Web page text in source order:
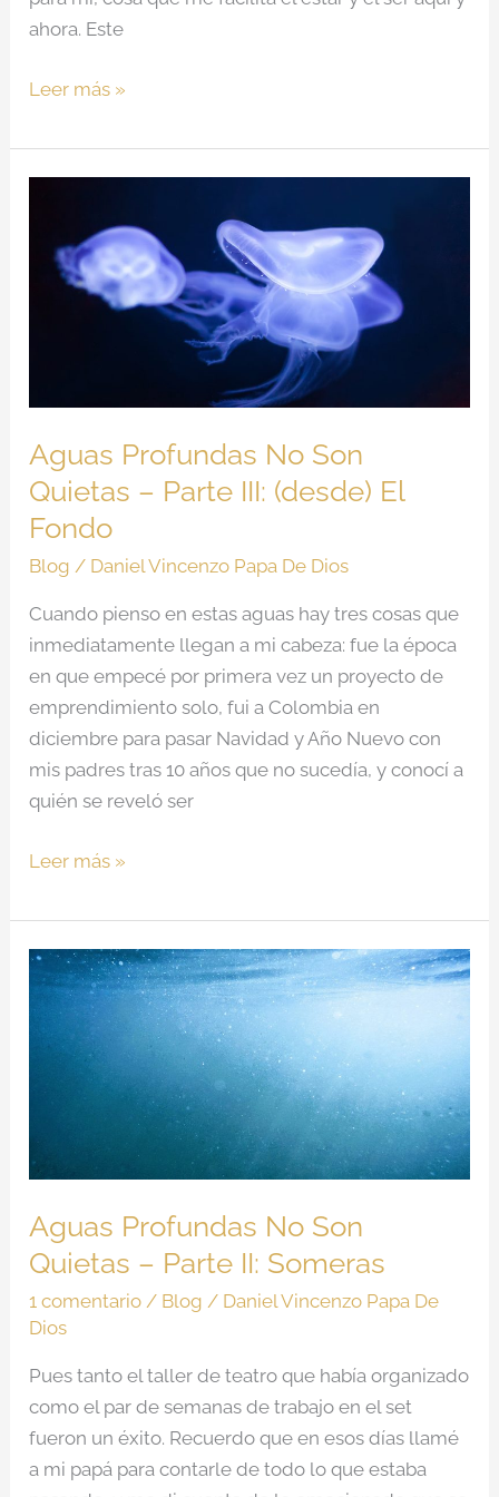
ahora. Este
Leer más »
Aguas Profundas No Son
Quietas – Parte III: (desde) El
Fondo
Blog / Daniel Vincenzo Papa De Dios
Cuando pienso en estas aguas hay tres cosas que
inmediatamente llegan a mi cabeza: fue la época
en que empecé por primera vez un proyecto de
emprendimiento solo, fui a Colombia en
diciembre para pasar Navidad y Año Nuevo con
mis padres tras 10 años que no sucedía, y conocí a
quién se reveló ser
Profundas
No
Son
III:
(desde)
Fondo
Leer más »
Aguas Profundas No Son
Quietas – Parte II: Someras
1 comentario / Blog / Daniel Vincenzo Papa De
Dios
Pues tanto el taller de teatro que había organizado
como el par de semanas de trabajo en el set
fueron un éxito. Recuerdo que en esos días llamé
a mi papá para contarle de todo lo que estaba
Aguas
Profundas
II:
Someras